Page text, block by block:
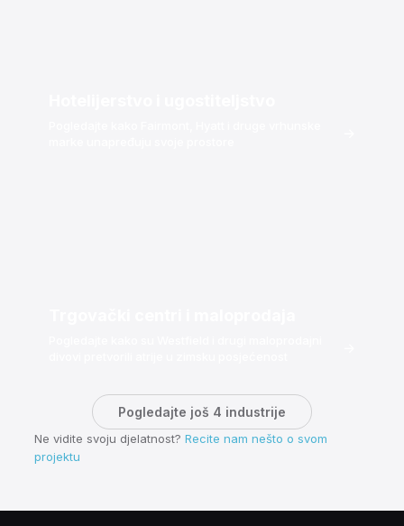
Pogledajte još 4 industrije
Ne vidite svoju djelatnost? Recite nam nešto o svom
projektu